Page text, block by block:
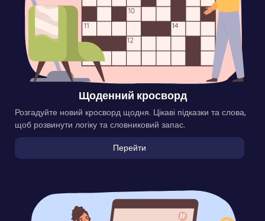
Щоденний кросворд
Розгадуйте новий кросворд щодня. Цікаві підказки та слова,
щоб розвинути логіку та словниковий запас.
Перейти